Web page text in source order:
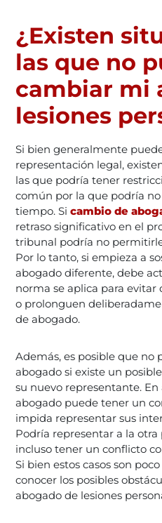
¿Existen
las que no
cambiar mi
lesiones
Si bien generalmente
representación legal,
las que podría tener
común por la que podría
tiempo. Sicambio de
retraso significativo en el
tribunal podría no
Por lo tanto, si empieza a
abogado diferente, debe
norma se aplica para evitar
o prolonguen
de abogado.
Además, es posible que no
abogado si existe un
su nuevo representante. En
abogado puede tener un
impida representar sus
Podría representar a la
incluso tener un conflicto
Si bien estos casos son
conocer los posibles
abogado de lesiones